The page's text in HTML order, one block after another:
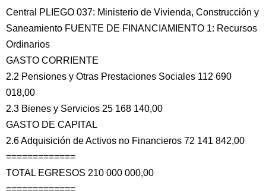
Central PLIEGO 037: Ministerio de Vivienda, Construcción y
Saneamiento FUENTE DE FINANCIAMIENTO 1: Recursos
Ordinarios
GASTO CORRIENTE
2.2 Pensiones y Otras Prestaciones Sociales 112 690
018,00
2.3 Bienes y Servicios 25 168 140,00
GASTO DE CAPITAL
2.6 Adquisición de Activos no Financieros 72 141 842,00
=============
TOTAL EGRESOS 210 000 000,00
=============